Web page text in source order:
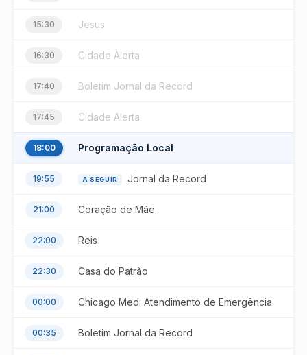
15:30 Jesus
16:30 Cidade Alerta
17:40 Boletim Jornal da Record
17:45 Cidade Alerta
18:00 Programação Local
19:55 A SEGUIR Jornal da Record
21:00 Coração de Mãe
22:00 Reis
22:30 Casa do Patrão
00:00 Chicago Med: Atendimento de Emergência
00:35 Boletim Jornal da Record